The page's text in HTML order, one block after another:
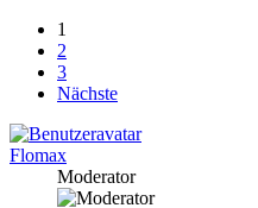
1
2
3
Nächste
Flomax
Moderator